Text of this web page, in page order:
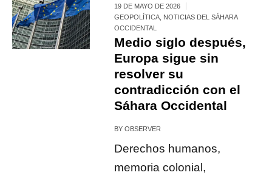
19 DE MAYO DE 2026
GEOPOLÍTICA NOTICIAS DEL SÁHARA
OCCIDENTAL
Medio siglo después,
Europa sigue sin
resolver su
contradicción con el
Sáhara Occidental
BYOBSERVER
Derechos humanos,
memoria colonial,